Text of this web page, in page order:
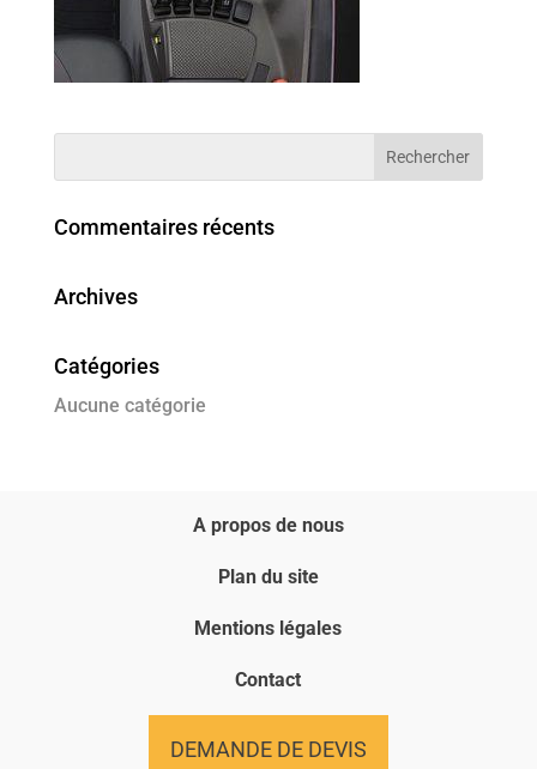
Commentaires récents
Archives
Catégories
Aucune catégorie
A propos de nous
Plan du site
Mentions légales
Contact
DEMANDE DE DEVIS